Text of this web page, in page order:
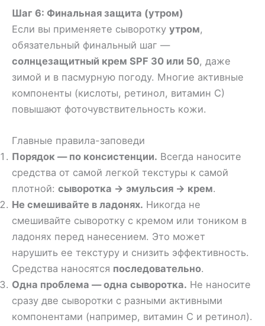
Шаг 6: Финальная защита (утром)
Если вы применяете сыворотку утром,
обязательный финальный шаг —
солнцезащитный крем SPF 30 или 50, даже
зимой и в пасмурную погоду. Многие активные
компоненты (кислоты, ретинол, витамин С)
повышают фоточувствительность кожи.
Главные правила-заповеди
Порядок — по консистенции. Всегда наносите
средства от самой легкой текстуры к самой
плотной: сыворотка → эмульсия → крем.
Не смешивайте в ладонях. Никогда не
смешивайте сыворотку с кремом или тоником в
ладонях перед нанесением. Это может
нарушить ее текстуру и снизить эффективность.
Средства наносятся последовательно.
Одна проблема — одна сыворотка. Не наносите
сразу две сыворотки с разными активными
компонентами (например, витамин С и ретинол).